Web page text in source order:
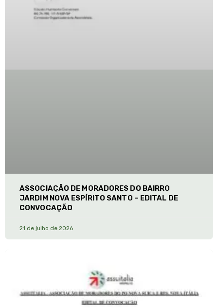
ASSOCIAÇÃO DE MORADORES DO BAIRRO
JARDIM NOVA ESPÍRITO SANTO – EDITAL DE
CONVOCAÇÃO
21 de julho de 2026